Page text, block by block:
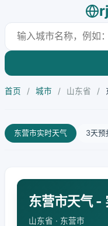
首页 / 城市 / 山东省 /
东营市实时天气 3天预
东营市天气 -
山东省 · 东营市